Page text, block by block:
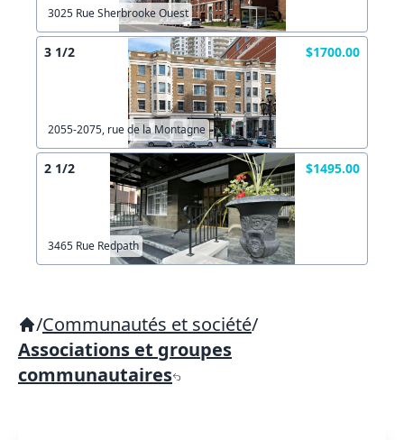
3025 Rue Sherbrooke Ouest
3 1/2 $1700.00
2055-2075, rue de la Montagne
2 1/2 $1495.00
3465 Rue Redpath
/Communautés et société/
Associations et groupes
communautaires